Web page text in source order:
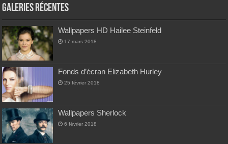
Galeries Récentes
Wallpapers HD Hailee Steinfeld
17 mars 2018
Fonds d’écran Elizabeth Hurley
25 février 2018
Wallpapers Sherlock
6 février 2018